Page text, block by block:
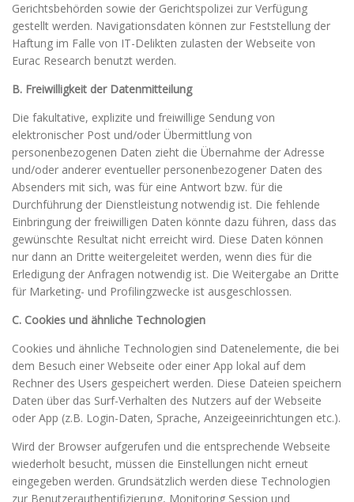
Gerichtsbehörden sowie der Gerichtspolizei zur Verfügung
gestellt werden. Navigationsdaten können zur Feststellung der
Haftung im Falle von IT-Delikten zulasten der Webseite von
Eurac Research benutzt werden.
B. Freiwilligkeit der Datenmitteilung
Die fakultative, explizite und freiwillige Sendung von
elektronischer Post und/oder Übermittlung von
personenbezogenen Daten zieht die Übernahme der Adresse
und/oder anderer eventueller personenbezogener Daten des
Absenders mit sich, was für eine Antwort bzw. für die
Durchführung der Dienstleistung notwendig ist. Die fehlende
Einbringung der freiwilligen Daten könnte dazu führen, dass das
gewünschte Resultat nicht erreicht wird. Diese Daten können
nur dann an Dritte weitergeleitet werden, wenn dies für die
Erledigung der Anfragen notwendig ist. Die Weitergabe an Dritte
für Marketing- und Profilingzwecke ist ausgeschlossen.
C. Cookies und ähnliche Technologien
Cookies und ähnliche Technologien sind Datenelemente, die bei
dem Besuch einer Webseite oder einer App lokal auf dem
Rechner des Users gespeichert werden. Diese Dateien speichern
Daten über das Surf-Verhalten des Nutzers auf der Webseite
oder App (z.B. Login-Daten, Sprache, Anzeigeeinrichtungen etc.).
Wird der Browser aufgerufen und die entsprechende Webseite
wiederholt besucht, müssen die Einstellungen nicht erneut
eingegeben werden. Grundsätzlich werden diese Technologien
zur Benutzerauthentifizierung, Monitoring Session und